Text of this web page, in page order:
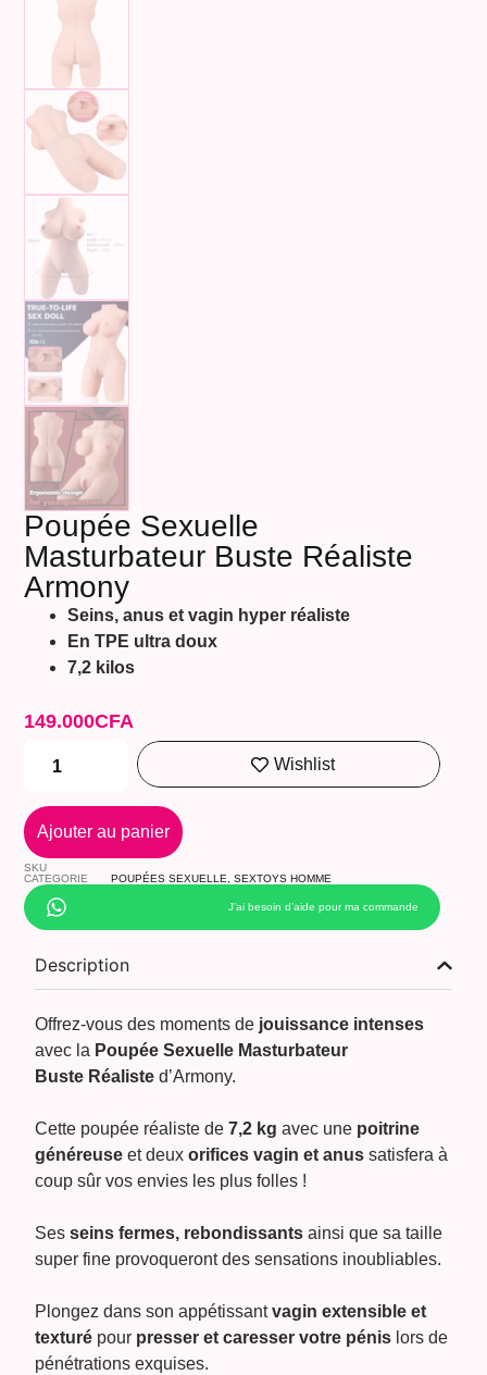
Poupée Sexuelle
Masturbateur Buste Réaliste
Armony
Seins, anus et vagin hyper réaliste
En TPE ultra doux
7,2 kilos
149.000CFA
Wishlist
Ajouter au panier
SKU
CATEGORIE
POUPÉES SEXUELLE, SEXTOYS HOMME
J’ai besoin d’aide pour ma commande
Description
Offrez-vous des moments de jouissance intenses
avec la Poupée Sexuelle Masturbateur
Buste Réalisted’Armony.
Cette poupée réaliste de 7,2 kg avec une poitrine
généreuse et deuxorifices vagin et anus satisfera à
coup sûr vos envies les plus folles !
Sesseins fermes, rebondissants ainsi que sa taille
super fine provoqueront des sensations inoubliables.
Plongez dans son appétissantvagin extensible et
texturé pour presser et caresser votre pénis lors de
pénétrations exquises.